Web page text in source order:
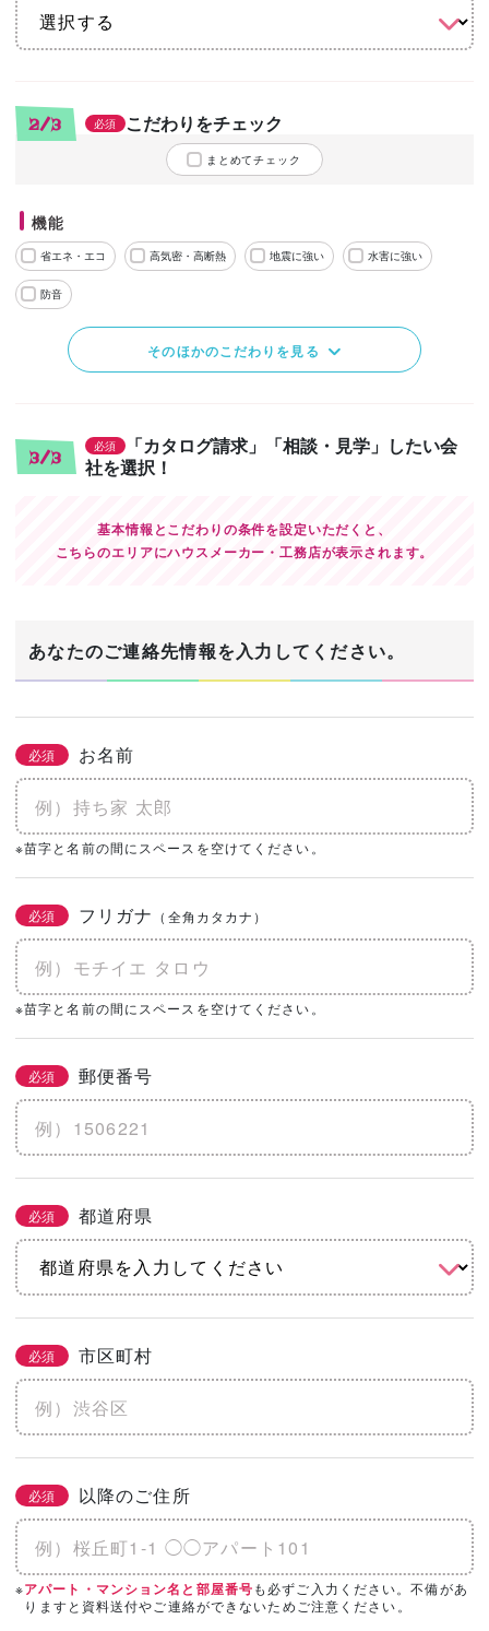
2/3 必須 こだわりをチェック
まとめてチェック
機能
省エネ・エコ 高気密・高断熱 地震に強い 水害に強い
防音
そのほかのこだわりを見る
3/3
必須
「カタログ請求」「相談・見学」したい会
社を選択！
基本情報とこだわりの条件を設定いただくと、
こちらのエリアにハウスメーカー・工務店が表示されます。
あなたのご連絡先情報を入力してください。
必須 お名前
※苗字と名前の間にスペースを空けてください。
必須 フリガナ （全角カタカナ）
※苗字と名前の間にスペースを空けてください。
必須 郵便番号
必須 都道府県
必須 市区町村
必須 以降のご住所
※アパート・マンション名と部屋番号も必ずご入力ください。不備があ
りますと資料送付やご連絡ができないためご注意ください。